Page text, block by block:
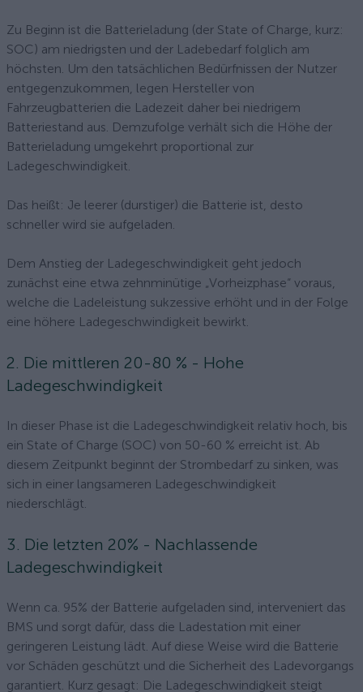
Zu Beginn ist die Batterieladung (der State of Charge, kurz:
SOC) am niedrigsten und der Ladebedarf folglich am
höchsten. Um den tatsächlichen Bedürfnissen der Nutzer
entgegenzukommen, legen Hersteller von
Fahrzeugbatterien die Ladezeit daher bei niedrigem
Batteriestand aus. Demzufolge verhält sich die Höhe der
Batterieladung umgekehrt proportional zur
Ladegeschwindigkeit.
Das heißt: Je leerer (durstiger) die Batterie ist, desto
schneller wird sie aufgeladen.
Dem Anstieg der Ladegeschwindigkeit geht jedoch
zunächst eine etwa zehnminütige „Vorheizphase“ voraus,
welche die Ladeleistung sukzessive erhöht und in der Folge
eine höhere Ladegeschwindigkeit bewirkt.
2. Die mittleren 20-80 % - Hohe
Ladegeschwindigkeit
In dieser Phase ist die Ladegeschwindigkeit relativ hoch, bis
ein State of Charge (SOC) von 50-60 % erreicht ist. Ab
diesem Zeitpunkt beginnt der Strombedarf zu sinken, was
sich in einer langsameren Ladegeschwindigkeit
niederschlägt.
3. Die letzten 20% - Nachlassende
Ladegeschwindigkeit
Wenn ca. 95% der Batterie aufgeladen sind, interveniert das
BMS und sorgt dafür, dass die Ladestation mit einer
geringeren Leistung lädt. Auf diese Weise wird die Batterie
vor Schäden geschützt und die Sicherheit des Ladevorgangs
garantiert. Kurz gesagt: Die Ladegeschwindigkeit steigt